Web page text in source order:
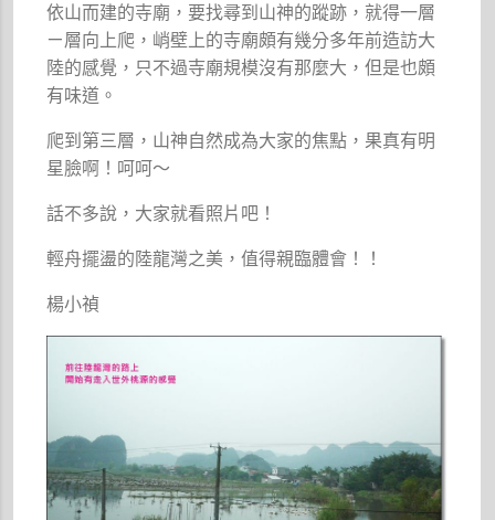
依山而建的寺廟，要找尋到山神的蹤跡，就得一層
ㄧ層向上爬，峭壁上的寺廟頗有幾分多年前造訪大
陸的感覺，只不過寺廟規模沒有那麼大，但是也頗
有味道。
爬到第三層，山神自然成為大家的焦點，果真有明
星臉啊！呵呵～
話不多說，大家就看照片吧！
輕舟擺盪的陸龍灣之美，值得親臨體會！！
楊小禎